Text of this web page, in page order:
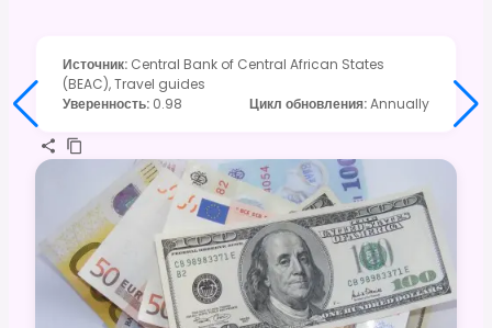
Источник: Central Bank of Central African States
(BEAC), Travel guides
Уверенность: 0.98 Цикл обновления:Annually